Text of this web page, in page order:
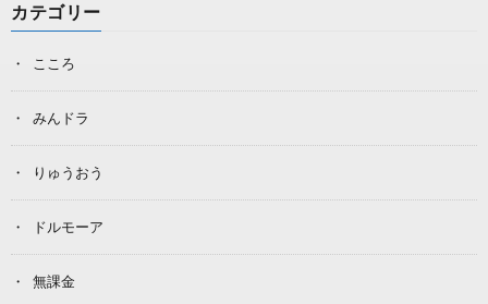
カテゴリー
こころ
みんドラ
りゅうおう
ドルモーア
無課金